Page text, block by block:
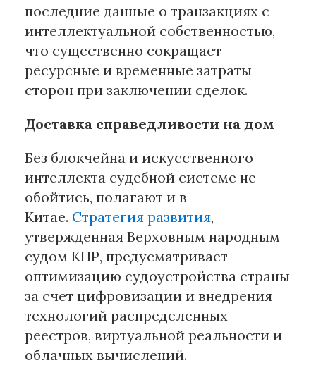
последние данные о транзакциях с
интеллектуальной собственностью,
что существенно сокращает
ресурсные и временные затраты
сторон при заключении сделок.
Доставка справедливости на дом
Без блокчейна и искусственного
интеллекта судебной системе не
обойтись, полагают и в
Китае. Стратегия развития,
утвержденная Верховным народным
судом КНР, предусматривает
оптимизацию судоустройства страны
за счет цифровизации и внедрения
технологий распределенных
реестров, виртуальной реальности и
облачных вычислений.